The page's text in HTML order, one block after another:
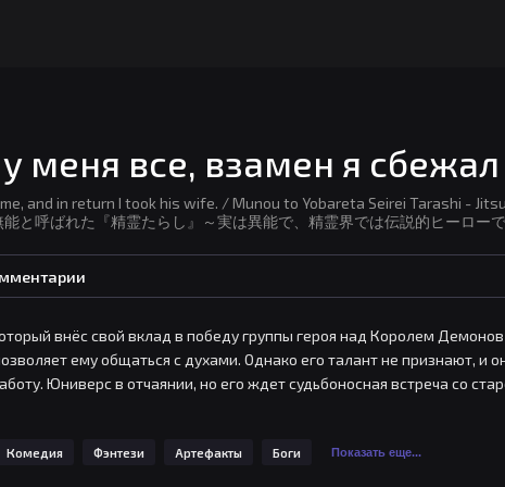
меня все, взамен я
and in return I took his wife. / Munou to Yobareta Seirei Tarashi -
と呼ばれた『精霊たらし』～実は異能で、精霊界では伝説的ヒーロー
внёс свой вклад в победу группы героя над Королем Демонов
ему общаться с духами. Однако его талант не признают, и
Юниверс в отчаянии, но его ждет судьбоносная встреча со
на её свадьбе?..
Комедия Фэнтези Артефакты Боги Показать еще...